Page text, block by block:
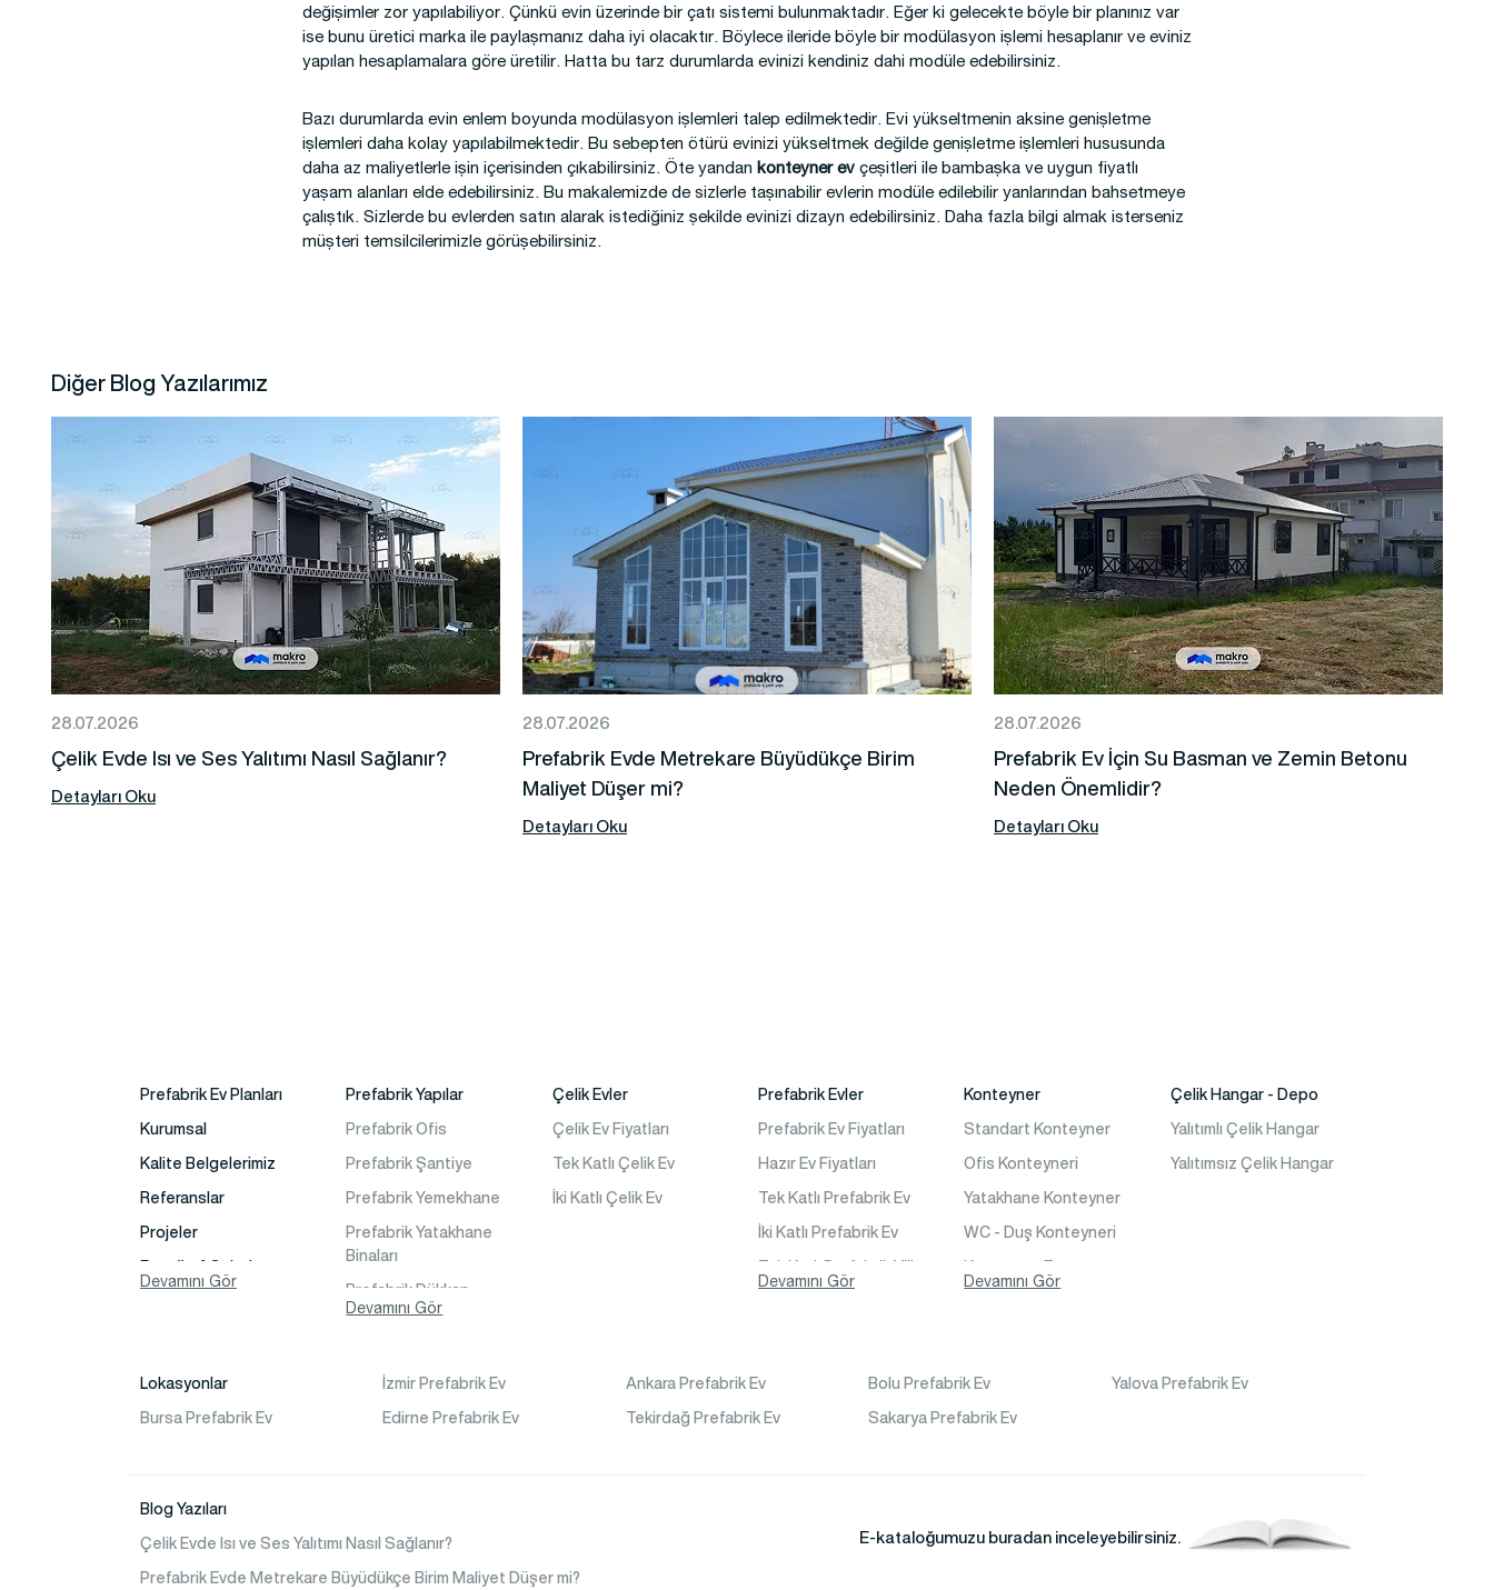
değişimler zor yapılabiliyor. Çünkü evin üzerinde bir çatı sistemi bulunmaktadır. Eğer ki gelecekte böyle bir planınız var
ise bunu üretici marka ile paylaşmanız daha iyi olacaktır. Böylece ileride böyle bir modülasyon işlemi hesaplanır ve eviniz
yapılan hesaplamalara göre üretilir. Hatta bu tarz durumlarda evinizi kendiniz dahi modüle edebilirsiniz.
Bazı durumlarda evin enlem boyunda modülasyon işlemleri talep edilmektedir. Evi yükseltmenin aksine genişletme
işlemleri daha kolay yapılabilmektedir. Bu sebepten ötürü evinizi yükseltmek değilde genişletme işlemleri hususunda
daha az maliyetlerle işin içerisinden çıkabilirsiniz. Öte yandan konteyner ev çeşitleri ile bambaşka ve uygun fiyatlı
yaşam alanları elde edebilirsiniz. Bu makalemizde de sizlerle taşınabilir evlerin modüle edilebilir yanlarından bahsetmeye
çalıştık. Sizlerde bu evlerden satın alarak istediğiniz şekilde evinizi dizayn edebilirsiniz. Daha fazla bilgi almak isterseniz
müşteri temsilcilerimizle görüşebilirsiniz.
Diğer Blog Yazılarımız
28.07.2026
Çelik Evde Isı ve Ses Yalıtımı Nasıl Sağlanır?
Detayları Oku
28.07.2026
Prefabrik Evde Metrekare Büyüdükçe Birim
Maliyet Düşer mi?
Detayları Oku
28.07.2026
Prefabrik Ev İçin Su Basman ve Zemin Betonu
Neden Önemlidir?
Detayları Oku
Prefabrik Ev Planları
Kurumsal
Kalite Belgelerimiz
Referanslar
Projeler
Devamını Gör
Prefabrik Yapılar
Prefabrik Ofis
Prefabrik Şantiye
Prefabrik Yemekhane
Prefabrik Yatakhane
Binaları
Prefabrik Dükkan
Prefabrik Kafeterya
Prefabrik Okul Binaları
Devamını Gör
Çelik Evler
Çelik Ev Fiyatları
Tek Katlı Çelik Ev
İki Katlı Çelik Ev
Prefabrik Evler
Prefabrik Ev Fiyatları
Hazır Ev Fiyatları
Tek Katlı Prefabrik Ev
İki Katlı Prefabrik Ev
Devamını Gör
Konteyner
Standart Konteyner
Ofis Konteyneri
Yatakhane Konteyner
WC - Duş Konteyneri
Devamını Gör
Çelik Hangar - Depo
Yalıtımlı Çelik Hangar
Yalıtımsız Çelik Hangar
Lokasyonlar İzmir Prefabrik Ev Ankara Prefabrik Ev Bolu Prefabrik Ev Yalova Prefabrik Ev
Bursa Prefabrik Ev Edirne Prefabrik Ev Tekirdağ Prefabrik Ev Sakarya Prefabrik Ev
Blog Yazıları
Çelik Evde Isı ve Ses Yalıtımı Nasıl Sağlanır?
Prefabrik Evde Metrekare Büyüdükçe Birim Maliyet Düşer mi?
E-kataloğumuzu buradan inceleyebilirsiniz.